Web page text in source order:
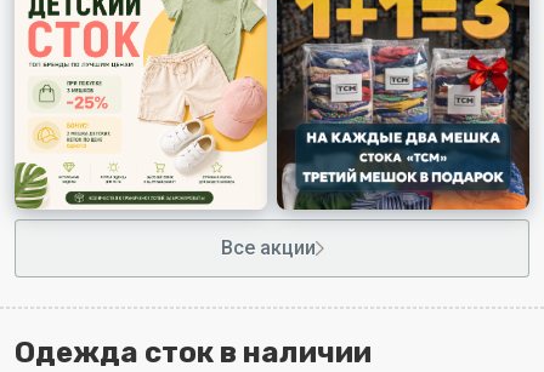
7 Бижутери Bliss
Итальянская бижутерия, многие изделия с
Все акции
Одежда сток в наличии